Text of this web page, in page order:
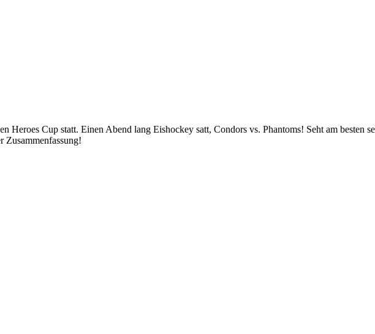
Cup statt. Einen Abend lang Eishockey satt, Condors vs. Phantoms! Seht am besten
Zusammenfassung!